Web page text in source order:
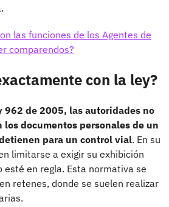
las funciones de los Agentes de
comparendos?
con la ley?
962 de 2005, las autoridades no
los documentos personales de un
para un control vial. En su
limitarse a exigir su exhibición
en regla. Esta normativa se
retenes, donde se suelen realizar